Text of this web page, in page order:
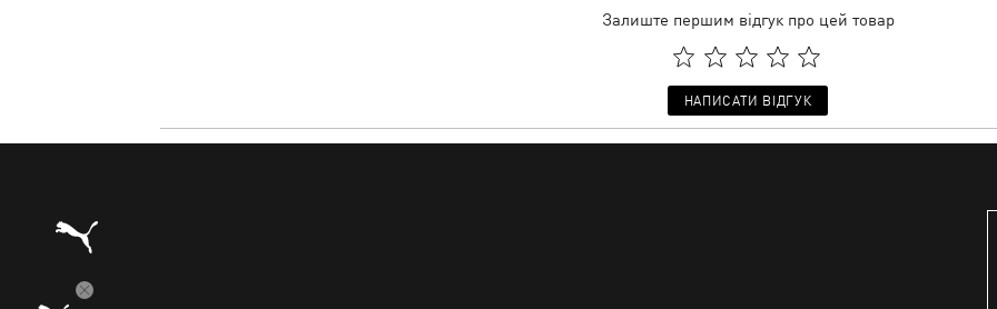
Залиште першим відгук про цей товар
НАПИСАТИ ВІДГУК